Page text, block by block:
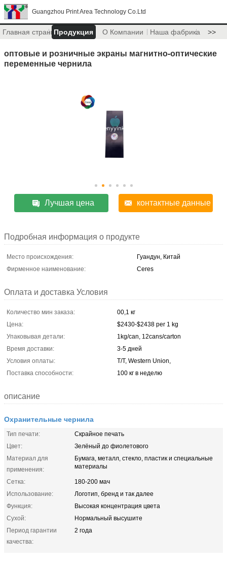
Guangzhou Print Area Technology Co.Ltd
Главная страницаПродукция О Компании Наша фабрика >>
оптовые и розничные экраны магнитно-оптические
переменные чернила
Лучшая цена контактные данные
Подробная информация о продукте
Место происхождения:
Гуандун, Китай
Фирменное наименование:
Ceres
Оплата и доставка Условия
Количество мин заказа:
00,1 кг
Цена:
$2430-$2438 per 1 kg
Упаковывая детали:
1kg/can, 12cans/carton
Время доставки:
3-5 дней
Условия оплаты:
T/T, Western Union,
Поставка способности:
100 кг в неделю
описание
Охранительные чернила
Тип печати:
Скрайное печать
Цвет:
Зелёный до фиолетового
Материал для
применения:
Бумага, металл, стекло, пластик и специальные
материалы
Сетка:
180-200 мач
Использование:
Логотип, бренд и так далее
Функция:
Высокая концентрация цвета
Сухой:
Нормальный высушите
Период гарантии
качества:
2 года